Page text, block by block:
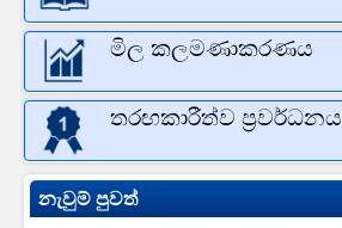
මිල කලමණාකරණය
තරඟකාරීත්ව ප්‍රවර්ධනය
නැවුම් පුවත්